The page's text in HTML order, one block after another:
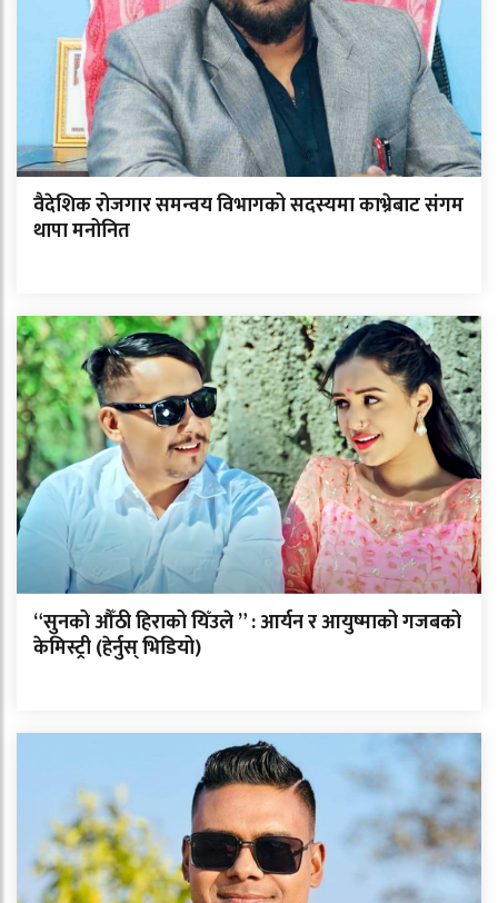
वैदेशिक रोजगार समन्वय विभागको सदस्यमा काभ्रेबाट संगम
थापा मनोनित
“सुनको औँठी हिराको यिँउले ” : आर्यन र आयुष्माको गजबको
केमिस्ट्री (हेर्नुस् भिडियो)